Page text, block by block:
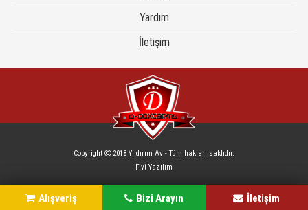
Yardım
İletişim
Copyright
2018 Yıldırım Av - Tüm hakları saklıdır.
Fivi Yazılım
Alışveriş Bizi Arayın İletişim